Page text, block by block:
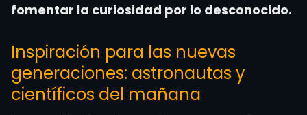
fomentar la curiosidad por lo desconocido.
Inspiración para las nuevas
generaciones: astronautas y
científicos del mañana